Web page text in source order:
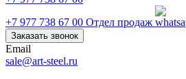
+7 977 738 67 00 Отдел продаж
Заказать звонок
Email
sale@art-steel.ru